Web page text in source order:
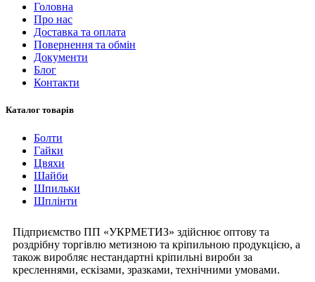
Головна
Про нас
Доставка та оплата
Повернення та обмін
Документи
Блог
Контакти
Каталог товарів
Болти
Гайки
Цвяхи
Шайби
Шпильки
Шплінти
Підприємство ПП «УКРМЕТИЗ» здійснює оптову та
роздрібну торгівлю метизною та кріпильною продукцією, а
також виробляє нестандартні кріпильні вироби за
кресленнями, ескізами, зразками, технічними умовами.